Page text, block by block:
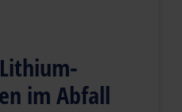
im Abfall